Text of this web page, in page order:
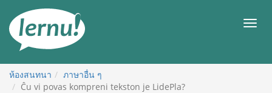
สารบัญ
เมนู
ห้องสนทนา
ภาษาอื่น ๆ
Ĉu vi povas kompreni tekston je LidePla?